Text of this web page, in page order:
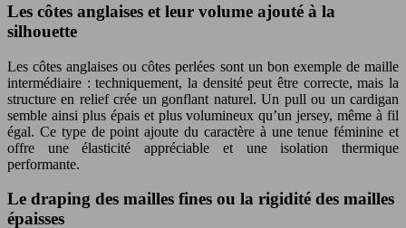
Les côtes anglaises et leur volume ajouté à la
silhouette
Les côtes anglaises ou côtes perlées sont un bon exemple de maille
intermédiaire : techniquement, la densité peut être correcte, mais la
structure en relief crée un gonflant naturel. Un pull ou un cardigan
semble ainsi plus épais et plus volumineux qu’un jersey, même à fil
égal. Ce type de point ajoute du caractère à une tenue féminine et
offre une élasticité appréciable et une isolation thermique
performante.
Le draping des mailles fines ou la rigidité des mailles
épaisses